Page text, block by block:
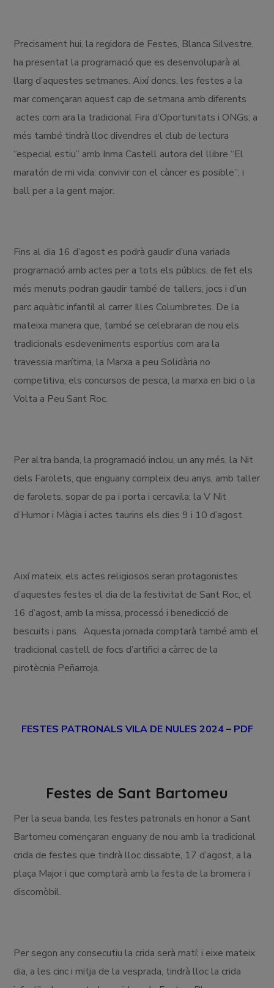
Precisament hui, la regidora de Festes, Blanca Silvestre,
ha presentat la programació que es desenvoluparà al
llarg d’aquestes setmanes. Així doncs, les festes a la
mar començaran aquest cap de setmana amb diferents
actes com ara la tradicional Fira d’Oportunitats i ONGs; a
més també tindrà lloc divendres el club de lectura
“especial estiu” amb Inma Castell autora del llibre “El
maratón de mi vida: convivir con el càncer es posible”; i
ball per a la gent major.
Fins al dia 16 d’agost es podrà gaudir d’una variada
programació amb actes per a tots els públics, de fet els
més menuts podran gaudir també de tallers, jocs i d’un
parc aquàtic infantil al carrer Illes Columbretes. De la
mateixa manera que, també se celebraran de nou els
tradicionals esdeveniments esportius com ara la
travessia marítima, la Marxa a peu Solidària no
competitiva, els concursos de pesca, la marxa en bici o la
Volta a Peu Sant Roc.
Per altra banda, la programació inclou, un any més, la Nit
dels Farolets, que enguany compleix deu anys, amb taller
de farolets, sopar de pa i porta i cercavila; la V Nit
d’Humor i Màgia i actes taurins els dies 9 i 10 d’agost.
Així mateix, els actes religiosos seran protagonistes
d’aquestes festes el dia de la festivitat de Sant Roc, el
16 d’agost, amb la missa, processó i benedicció de
bescuits i pans. Aquesta jornada comptarà també amb el
tradicional castell de focs d’artifici a càrrec de la
pirotècnia Peñarroja.
FESTES PATRONALS VILA DE NULES 2024 – PDF
Festes de Sant Bartomeu
Per la seua banda, les festes patronals en honor a Sant
Bartomeu començaran enguany de nou amb la tradicional
crida de festes que tindrà lloc dissabte, 17 d’agost, a la
plaça Major i que comptarà amb la festa de la bromera i
discomòbil.
Per segon any consecutiu la crida serà matí; i eixe mateix
dia, a les cinc i mitja de la vesprada, tindrà lloc la crida